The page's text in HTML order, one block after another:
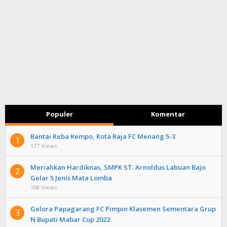
Populer Komentar
1 Bantai Reba Kempo, Kota Raja FC Menang 5-3
177 Views
2
Meriahkan Hardiknas, SMPK ST. Arnoldus Labuan Bajo
Gelar 5 Jenis Mata Lomba
108 Views
3
Gelora Papagarang FC Pimpin Klasemen Sementara Grup
N Bupati Mabar Cup 2022